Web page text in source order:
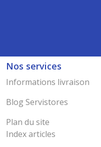
Nos services
Informations livraison
Blog Servistores
Plan du site
Index articles